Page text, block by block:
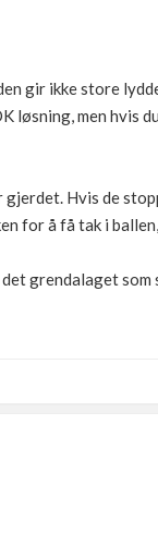
gir ikke store
løsning, men hvis
Hvis de
for å få tak i
grendalaget